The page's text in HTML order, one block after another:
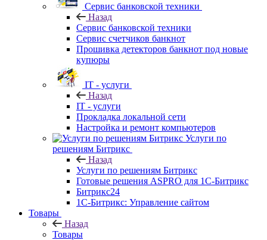
Сервис банковской техники
Назад
Сервис банковской техники
Сервис счетчиков банкнот
Прошивка детекторов банкнот под новые
купюры
IT - услуги
Назад
IT - услуги
Прокладка локальной сети
Настройка и ремонт компьютеров
Услуги по
решениям Битрикс
Назад
Услуги по решениям Битрикс
Готовые решения ASPRO для 1С-Битрикс
Битрикс24
1С-Битрикс: Управление сайтом
Товары
Назад
Товары